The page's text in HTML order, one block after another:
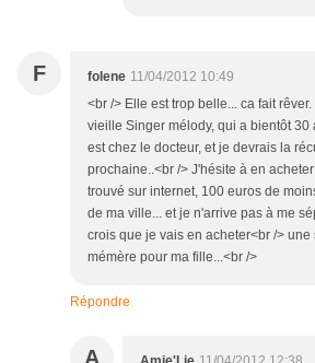
F folene 11/04/2012 10:49
<br /> Elle est trop belle... ca fait
vieille Singer mélody, qui a bientôt 30
est chez le docteur, et je devrais la
prochaine..<br /> J'hésite à en
trouvé sur internet, 100 euros de
de ma ville... et je n'arrive pas à me
crois que je vais en acheter<br />
mémère pour ma fille...<br />
Répondre
A